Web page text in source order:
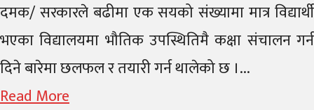
दमक/ सरकारले बढीमा एक सयको संख्यामा मात्र विद्यार्थी
भएका विद्यालयमा भौतिक उपस्थितिमै कक्षा संचालन गर्न
दिने बारेमा छलफल र तयारी गर्न थालेको छ ।...
Read More